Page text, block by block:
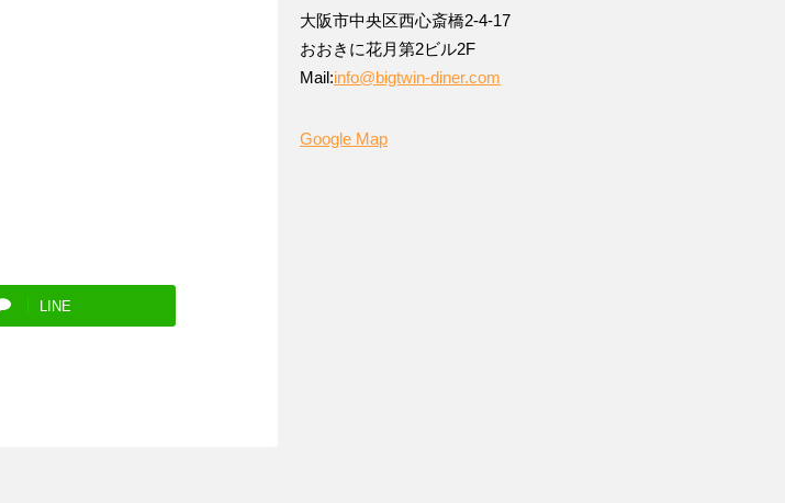
LINE
大阪市中央区西心斎橋2-4-17
おおきに花月第2ビル2F
Mail:info@bigtwin-diner.com
Google Map